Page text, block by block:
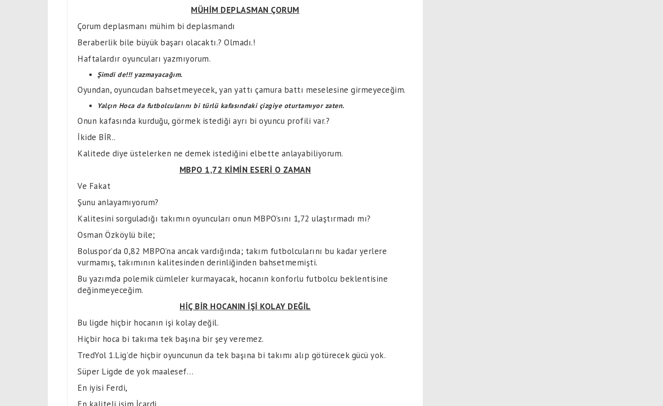
MÜHİM DEPLASMAN ÇORUM
Çorum deplasmanı mühim bi deplasmandı
Beraberlik bile büyük başarı olacaktı.? Olmadı.!
Haftalardır oyuncuları yazmıyorum.
Şimdi de!!! yazmayacağım.
Oyundan, oyuncudan bahsetmeyecek, yan yattı çamura battı meselesine girmeyeceğim.
Yalçın Hoca da futbolcularını bi türlü kafasındaki çizgiye oturtamıyor zaten.
Onun kafasında kurduğu, görmek istediği ayrı bi oyuncu profili var.?
İkide BİR..
Kalitede diye üstelerken ne demek istediğini elbette anlayabiliyorum.
MBPO 1,72 KİMİN ESERİ O ZAMAN
Ve Fakat
Şunu anlayamıyorum?
Kalitesini sorguladığı takımın oyuncuları onun MBPO’sını 1,72 ulaştırmadı mı?
Osman Özköylü bile;
Boluspor’da 0,82 MBPO’na ancak vardığında; takım futbolcularını bu kadar yerlere
vurmamış, takımının kalitesinden derinliğinden bahsetmemişti.
Bu yazımda polemik cümleler kurmayacak, hocanın konforlu futbolcu beklentisine
değinmeyeceğim.
HİÇ BİR HOCANIN İŞİ KOLAY DEĞİL
Bu ligde hiçbir hocanın işi kolay değil.
Hiçbir hoca bi takıma tek başına bir şey veremez.
TredYol 1.Lig’de hiçbir oyuncunun da tek başına bi takımı alıp götürecek gücü yok.
Süper Ligde de yok maalesef…
En iyisi Ferdi,